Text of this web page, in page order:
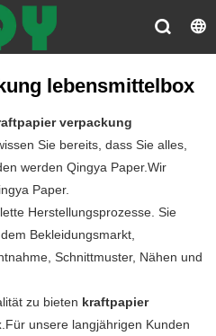
lebensmittelbox
verpackung
Sie bereits, dass Sie alles,
werden Qingya Paper.Wir
Paper.
Herstellungsprozesse. Sie
Bekleidungsmarkt,
Schnittmuster, Nähen und
zu bieten kraftpapier
.Für unsere langjährigen Kunden